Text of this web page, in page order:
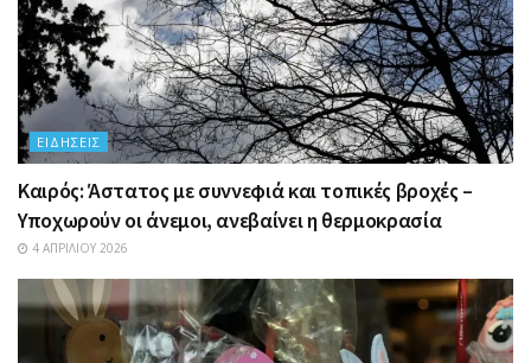
ΕΙΔΉΣΕΙΣ
Καιρός: Άστατος με συννεφιά και τοπικές βροχές –
Υποχωρούν οι άνεμοι, ανεβαίνει η θερμοκρασία
4 ΑΠΡΙΛΊΟΥ 2026